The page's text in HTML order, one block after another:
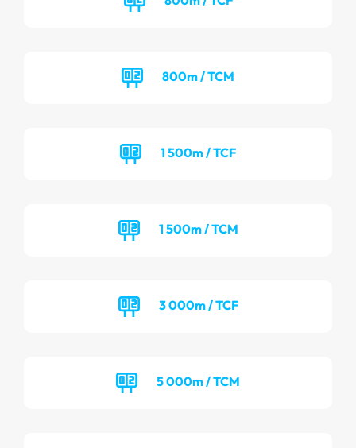
800m / TCM
1 500m / TCF
1 500m / TCM
3 000m / TCF
5 000m / TCM